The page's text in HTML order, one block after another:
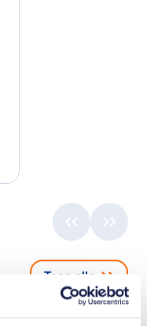
Toon alle